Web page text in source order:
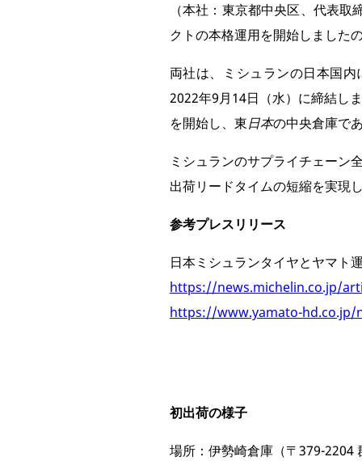
（本社：東京都中央区、代表
クトの本格運用を開始しました
両社は、ミシュランの日本国
2022年9月14日（水）に締結し
を開始し、東日本の中央倉庫で
ミシュランのサプライチェーン
出荷リードタイムの短縮を実現
参考プレスリリース
日本ミシュランタイヤとヤマト
https://news.michelin.co.jp/
https://www.yamato-hd.co.jp/
初出荷の様子
場所：伊勢崎倉庫（〒379-2204